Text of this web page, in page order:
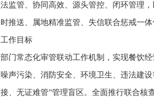
监管、协同高效、源头管控、闭环管理
推送、属地精准监管、失信联合惩戒一
工作目标
门常态化审管联动工作机制，实现餐饮
声污染、消防安全、环境卫生、违法建
、无证难管”管理盲区。全面推行联合